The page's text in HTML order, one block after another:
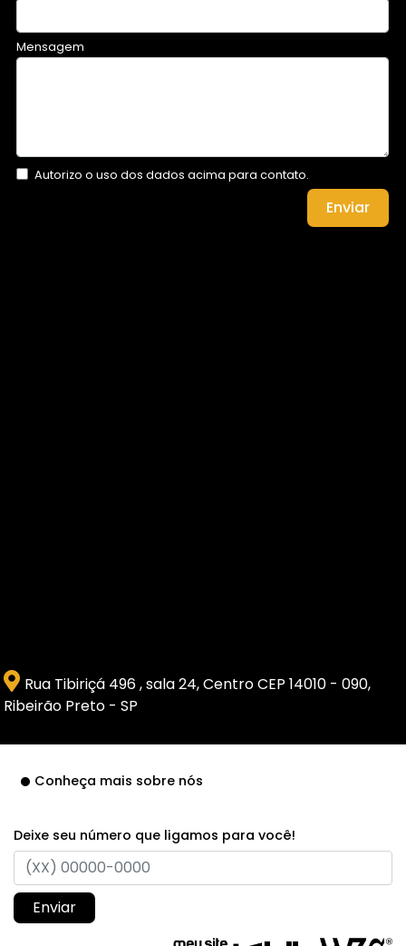
Mensagem
Autorizo o uso dos dados acima para contato.
Enviar
Rua Tibiriçá 496 , sala 24, Centro CEP 14010 - 090,
Ribeirão Preto - SP
Conheça mais sobre nós
Deixe seu número que ligamos para você!
Enviar